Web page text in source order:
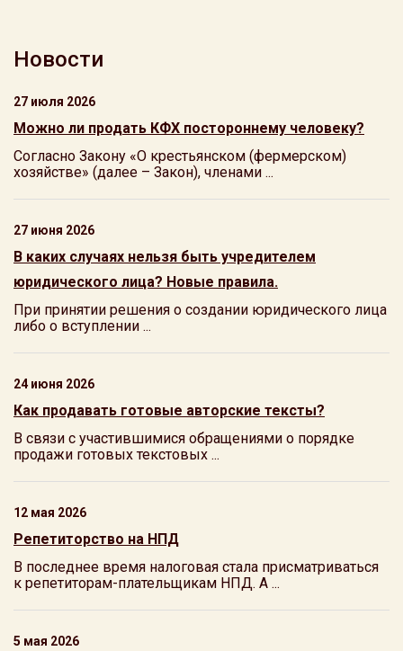
Новости
27 июля 2026
Можно ли продать КФХ постороннему человеку?
Согласно Закону «О крестьянском (фермерском)
хозяйстве» (далее – Закон), членами ...
27 июня 2026
В каких случаях нельзя быть учредителем
юридического лица? Новые правила.
При принятии решения о создании юридического лица
либо о вступлении ...
24 июня 2026
Как продавать готовые авторские тексты?
В связи с участившимися обращениями о порядке
продажи готовых текстовых ...
12 мая 2026
Репетиторство на НПД
В последнее время налоговая стала присматриваться
к репетиторам-плательщикам НПД. А ...
5 мая 2026